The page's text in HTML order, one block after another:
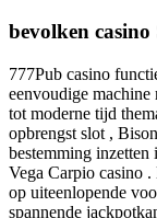
bevolken casino
777Pub casino
eenvoudige
tot moderne tijd
opbrengst slot ,
bestemming
Vega Carpio casino
op uiteenlopende
spannende